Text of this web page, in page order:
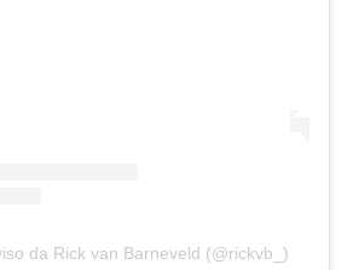
da Rick van Barneveld (@rickvb_)